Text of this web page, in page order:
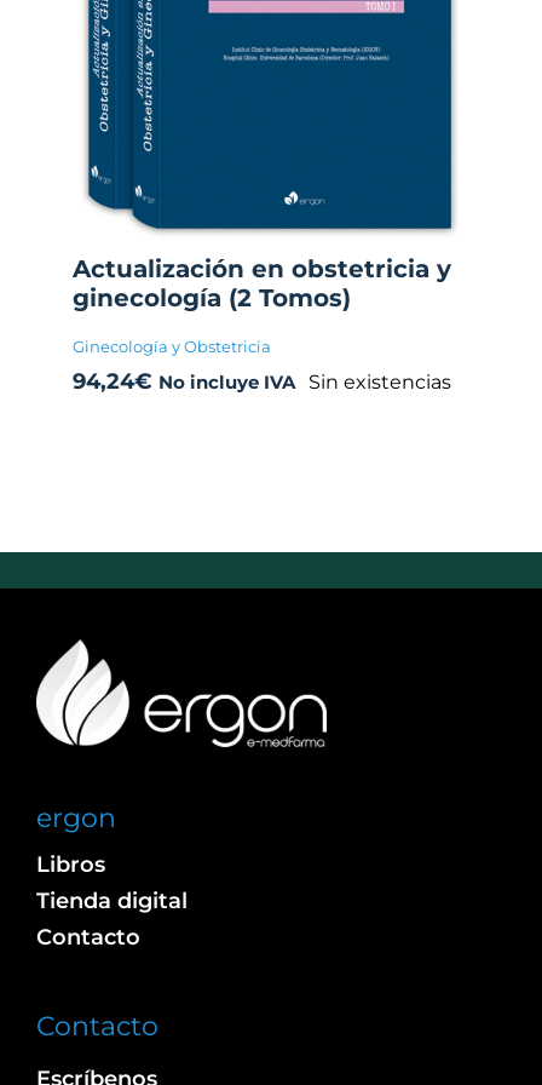
Actualización en obstetricia y
ginecología (2 Tomos)
Ginecología y Obstetricia
94,24€ No incluye IVA Sin existencias
ergon
Libros
Tienda digital
Contacto
Contacto
Escríbenos